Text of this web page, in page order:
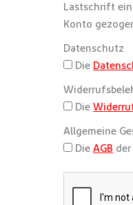
Lastschrift
Konto
Datenschutz
Die
Die
Allgemeine
Die AGB der